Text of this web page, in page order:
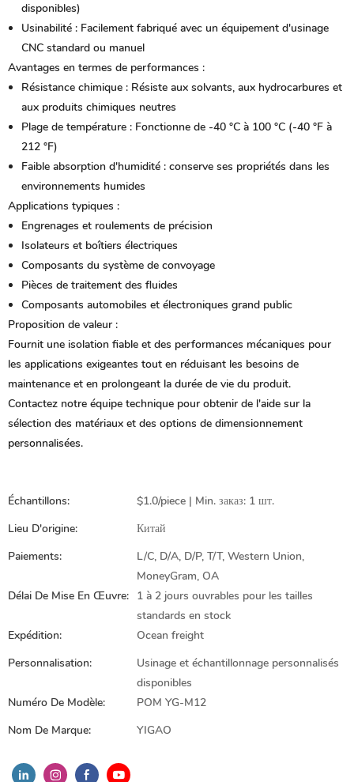
disponibles)
Usinabilité :Facilement fabriqué avec un équipement d'usinage
CNC standard ou manuel
Avantages en termes de performances :
Résistance chimique :Résiste aux solvants, aux hydrocarbures et
aux produits chimiques neutres
Plage de température :Fonctionne de -40 °C à 100 °C (-40 °F à
212 °F)
Faible absorption d'humidité :conserve ses propriétés dans les
environnements humides
Applications typiques :
Engrenages et roulements de précision
Isolateurs et boîtiers électriques
Composants du système de convoyage
Pièces de traitement des fluides
Composants automobiles et électroniques grand public
Proposition de valeur :
Fournit une isolation fiable et des performances mécaniques pour
les applications exigeantes tout en réduisant les besoins de
maintenance et en prolongeant la durée de vie du produit.
Contactez notre équipe technique pour obtenir de l'aide sur la
sélection des matériaux et des options de dimensionnement
personnalisées.
Échantillons:
$1.0/piece | Min. заказ: 1 шт.
Lieu D'origine:
Китай
Paiements:
L/C, D/A, D/P, T/T, Western Union,
MoneyGram, OA
Délai De Mise En Œuvre: 1 à 2 jours ouvrables pour les tailles
standards en stock
Expédition:
Ocean freight
Personnalisation:
Usinage et échantillonnage personnalisés
disponibles
Numéro De Modèle:
POM YG-M12
Nom De Marque:
YIGAO